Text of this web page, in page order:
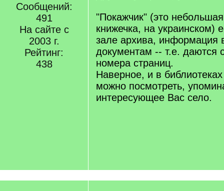
Сообщений:
491
На сайте с
2003 г.
Рейтинг:
438
"Покажчик" (это
книжечка, на украинском)
зале архива, информация
документам -- т.е. даются
номера страниц.
Наверное, и в
можно посмотреть,
интересующее Вас село.